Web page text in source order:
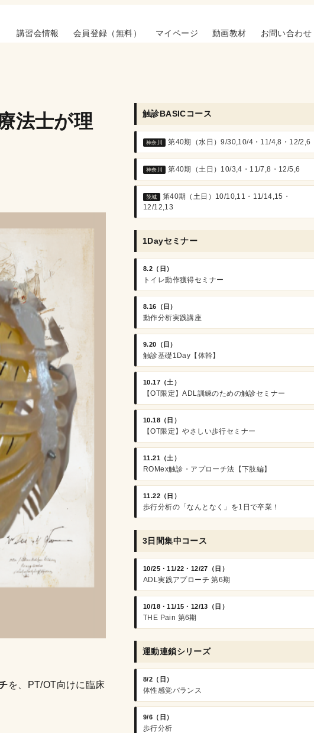
講習会情報 会員登録（無料） マイページ 動画教材 お問い合わせ
法士が理
を、PT/OT向けに臨床
触診BASICコース
神奈川 第40期（水日）9/30,10/4・11/4,8・12/2,6
神奈川 第40期（土日）10/3,4・11/7,8・12/5,6
茨城
第40期（土日）10/10,11・11/14,15・
12/12,13
1Dayセミナー
8.2（日）
トイレ動作獲得セミナー
8.16（日）
動作分析実践講座
9.20（日）
触診基礎1Day【体幹】
10.17（土）
【OT限定】ADL訓練のための触診セミナー
10.18（日）
【OT限定】やさしい歩行セミナー
11.21（土）
ROMex触診・アプローチ法【下肢編】
11.22（日）
歩行分析の「なんとなく」を1日で卒業！
3日間集中コース
10/25・11/22・12/27（日）
ADL実践アプローチ 第6期
10/18・11/15・12/13（日）
THE Pain 第6期
運動連鎖シリーズ
8/2（日）
体性感覚バランス
9/6（日）
歩行分析